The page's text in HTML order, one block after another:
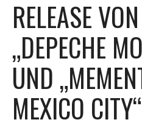
RELEASE VON
„DEPECHE
UND
MEXICO CITY“